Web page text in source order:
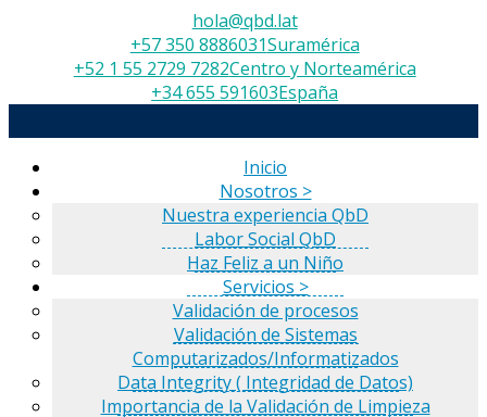
hola@qbd.lat
+57 350 8886031Suramérica
+52 1 55 2729 7282Centro y Norteamérica
+34 655 591603España
Inicio
Nosotros >
Nuestra experiencia QbD
Labor Social QbD
Haz Feliz a un Niño
Servicios >
Validación de procesos
Validación de Sistemas
Computarizados/Informatizados
Data Integrity ( Integridad de Datos)
Importancia de la Validación de Limpieza